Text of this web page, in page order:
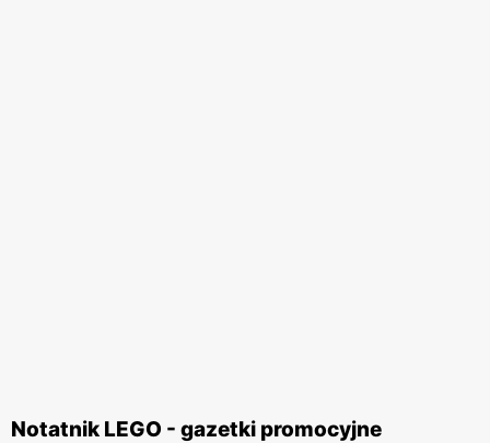
Notatnik LEGO - gazetki promocyjne